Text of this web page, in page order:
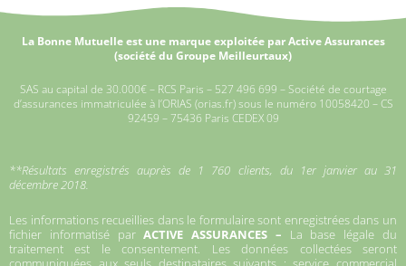
La Bonne Mutuelle est une marque exploitée par Active Assurances
(société du Groupe Meilleurtaux)
SAS au capital de 30.000€ – RCS Paris – 527 496 699 – Société de courtage
d’assurances immatriculée à l’ORIAS (orias.fr) sous le numéro 10058420 – CS
92459 – 75436 Paris CEDEX 09
**Résultats enregistrés auprès de 1 760 clients, du 1er janvier au 31
décembre 2018.
Les informations recueillies dans le formulaire sont enregistrées dans un
fichier informatisé parACTIVE ASSURANCES – La base légale du
traitement est le consentement. Les données collectées seront